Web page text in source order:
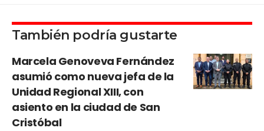
También podría gustarte
Marcela Genoveva Fernández
asumió como nueva jefa de la
Unidad Regional XIII, con
asiento en la ciudad de San
Cristóbal